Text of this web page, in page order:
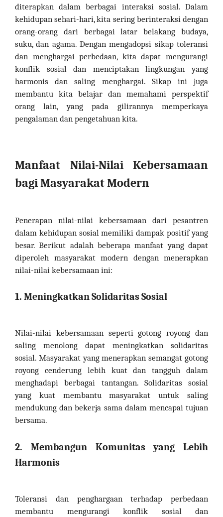
diterapkan dalam berbagai interaksi sosial. Dalam
kehidupan sehari-hari, kita sering berinteraksi dengan
orang-orang dari berbagai latar belakang budaya,
suku, dan agama. Dengan mengadopsi sikap toleransi
dan menghargai perbedaan, kita dapat mengurangi
konflik sosial dan menciptakan lingkungan yang
harmonis dan saling menghargai. Sikap ini juga
membantu kita belajar dan memahami perspektif
orang lain, yang pada gilirannya memperkaya
pengalaman dan pengetahuan kita.
Manfaat Nilai-Nilai Kebersamaan
bagi Masyarakat Modern
Penerapan nilai-nilai kebersamaan dari pesantren
dalam kehidupan sosial memiliki dampak positif yang
besar. Berikut adalah beberapa manfaat yang dapat
diperoleh masyarakat modern dengan menerapkan
nilai-nilai kebersamaan ini:
1. Meningkatkan Solidaritas Sosial
Nilai-nilai kebersamaan seperti gotong royong dan
saling menolong dapat meningkatkan solidaritas
sosial. Masyarakat yang menerapkan semangat gotong
royong cenderung lebih kuat dan tangguh dalam
menghadapi berbagai tantangan. Solidaritas sosial
yang kuat membantu masyarakat untuk saling
mendukung dan bekerja sama dalam mencapai tujuan
bersama.
2. Membangun Komunitas yang Lebih
Harmonis
Toleransi dan penghargaan terhadap perbedaan
membantu mengurangi konflik sosial dan